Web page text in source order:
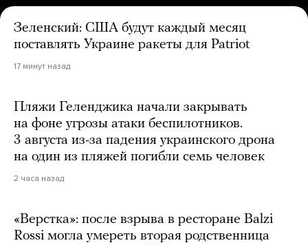
Зеленский: США будут каждый месяц
поставлять Украине ракеты для Patriot
17 минут назад
Пляжи Геленджика начали закрывать
на фоне угрозы атаки беспилотников.
3 августа из-за падения украинского дрона
на один из пляжей погибли семь человек
2 часа назад
«Верстка»: после взрыва в ресторане Balzi
Rossi могла умереть вторая родственница